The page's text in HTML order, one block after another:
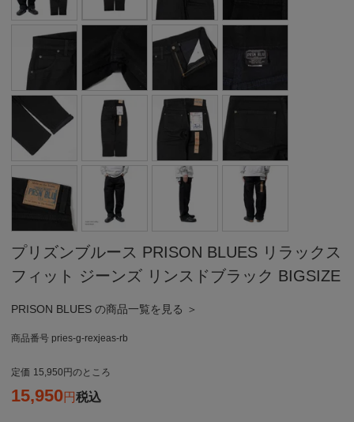
プリズンブルース PRISON BLUES リラックス
フィット ジーンズ リンスドブラック BIGSIZE
PRISON BLUES の商品一覧を見る ＞
商品番号 pries-g-rexjeas-rb
定価 15,950 のところ
15,950 税込